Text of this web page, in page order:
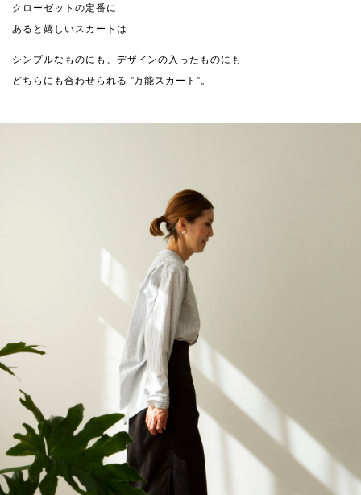
クローゼットの定番に
あると嬉しいスカートは
シンプルなものにも、デザインの入ったものにも
どちらにも合わせられる ”万能スカート”。